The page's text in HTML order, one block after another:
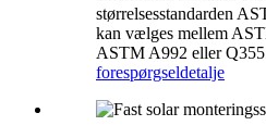
størrelsesstandarden
kan vælges mellem
ASTM A992 eller
forespørgseldetalje